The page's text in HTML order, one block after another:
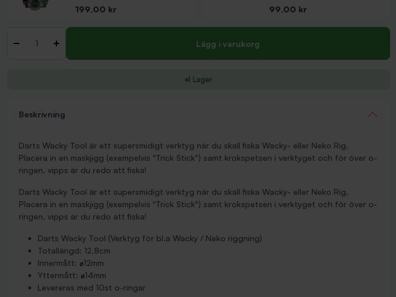
View large image
Pris
199,00 kr Pris
99,00 kr
- + Lägg i varukorg
I Lager
Beskrivning
Darts Wacky Tool är ett supersmidigt verktyg när du skall fiska Wacky- eller Neko Rig.
Placera in en maskjigg (exempelvis "Trick Stick") samt krokspetsen i verktyget och för över o-
ringen, vipps är du redo att fiska!
Darts Wacky Tool är ett supersmidigt verktyg när du skall fiska Wacky- eller Neko Rig.
Placera in en maskjigg (exempelvis "Trick Stick") samt krokspetsen i verktyget och för över o-
ringen, vipps är du redo att fiska!
Darts Wacky Tool (Verktyg för bl.a Wacky / Neko riggning)
Totallängd: 12,8cm
Innermått: ø12mm
Yttermått: ø14mm
Levereras med 10st o-ringar